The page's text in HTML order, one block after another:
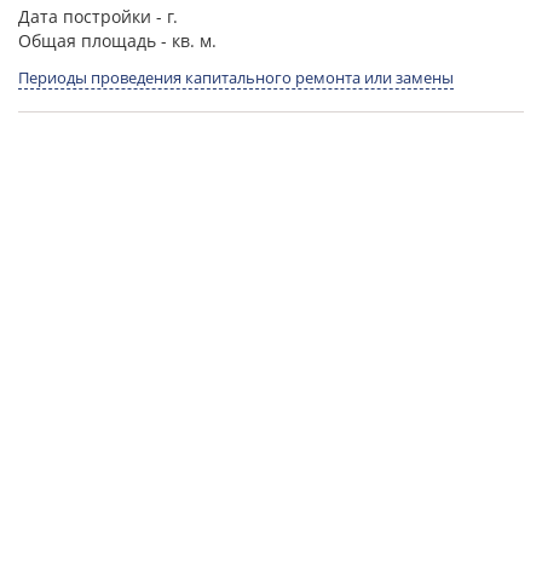
Дата постройки - г.
Общая площадь - кв. м.
Периоды проведения капитального ремонта или замены